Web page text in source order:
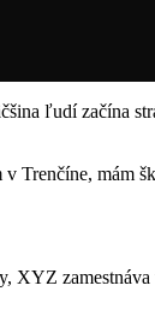
ľudí začína
mám
XYZ